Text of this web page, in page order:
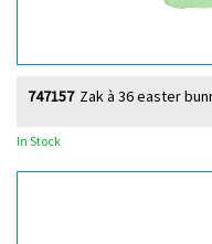
Zak à 36 easter
747157
In Stock